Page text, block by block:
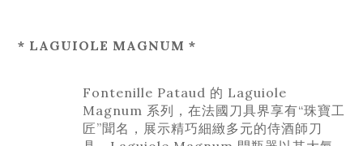
* LAGUIOLE MAGNUM *
Fontenille Pataud 的 Laguiole
Magnum 系列，在法國刀具界享有“珠寶工
匠”聞名，展示精巧細緻多元的侍酒師刀